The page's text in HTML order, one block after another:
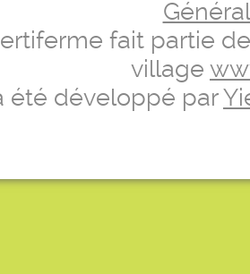
fait partie
village
été développé par